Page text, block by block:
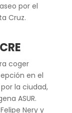
por el
Cruz.
coger
en el
la ciudad,
ASUR.
Nery y